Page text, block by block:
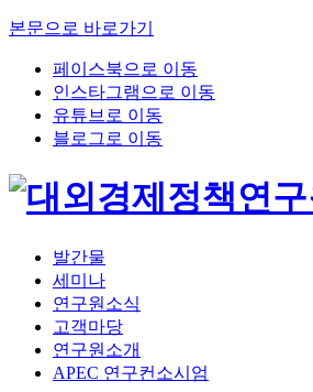
본문으로 바로가기
페이스북으로 이동
인스타그램으로 이동
유튜브로 이동
블로그로 이동
발간물
세미나
연구원소식
고객마당
연구원소개
APEC 연구컨소시엄